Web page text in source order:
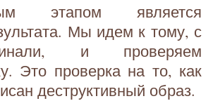
этапом является
Мы идем к тому, с
и проверяем
Это проверка на то, как
деструктивный образ.